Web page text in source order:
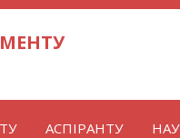
АСПІРАНТУ